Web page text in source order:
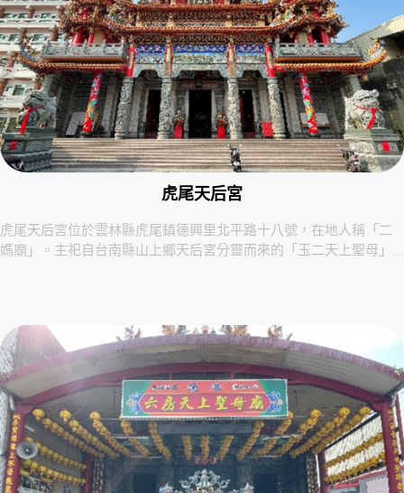
虎尾天后宮
虎尾天后宮位於雲林縣虎尾鎮德興里北平路十八號，在地人稱「二
媽廟」。主祀自台南縣山上鄉天后宮分靈而來的「玉二天上聖母」…